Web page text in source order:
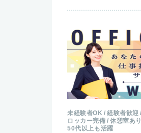
未経験者OK 経験者歓迎
ロッカー完備
休憩室あり
50代以上も活躍